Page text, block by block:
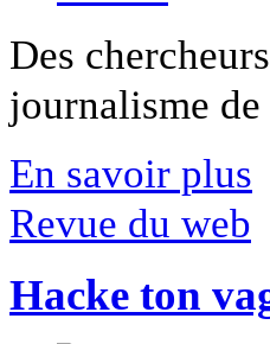
Des
journalisme
En savoir plus
Revue du web
Hacke ton